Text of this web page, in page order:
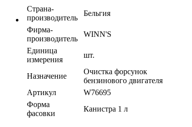
Страна-
производитель
Бельгия
Фирма-
производитель
WINN'S
Единица
измерения
шт.
Назначение
Очистка форсунок
бензинового двигателя
Артикул
W76695
Форма
фасовки
Канистра 1 л